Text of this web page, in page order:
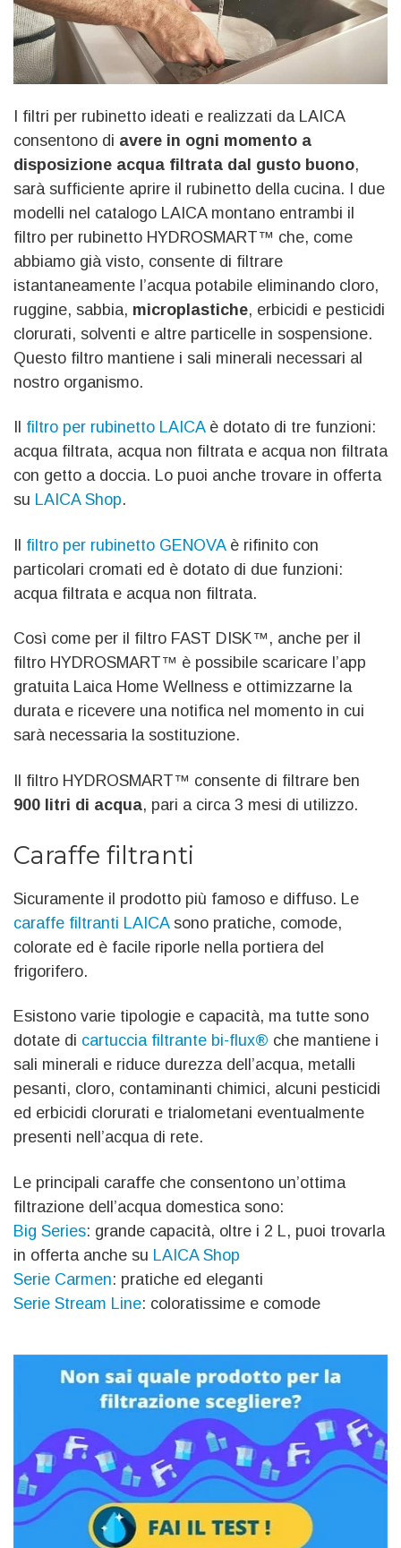
I filtri per rubinetto ideati e realizzati da LAICA
consentono di avere in ogni momento a
disposizione acqua filtrata dal gusto buono,
sarà sufficiente aprire il rubinetto della cucina. I due
modelli nel catalogo LAICA montano entrambi il
filtro per rubinetto HYDROSMART™ che, come
abbiamo già visto, consente di filtrare
istantaneamente l’acqua potabile eliminando cloro,
ruggine, sabbia, microplastiche, erbicidi e pesticidi
clorurati, solventi e altre particelle in sospensione.
Questo filtro mantiene i sali minerali necessari al
nostro organismo.
filtro per rubinetto LAICAè dotato di tre funzioni:
acqua filtrata, acqua non filtrata e acqua non filtrata
con getto a doccia. Lo puoi anche trovare in offerta
su LAICA Shop.
Il filtro per rubinetto GENOVAè rifinito con
particolari cromati ed è dotato di due funzioni:
acqua filtrata e acqua non filtrata.
Così come per il filtro FAST DISK™, anche per il
filtro HYDROSMART™ è possibile scaricare l’app
gratuita Laica Home Wellness e ottimizzarne la
durata e ricevere una notifica nel momento in cui
sarà necessaria la sostituzione.
Il filtro HYDROSMART™ consente di filtrare ben
900 litri di acqua, pari a circa 3 mesi di utilizzo.
Caraffe filtranti
Sicuramente il prodotto più famoso e diffuso. Le
caraffe filtranti LAICAsono pratiche, comode,
colorate ed è facile riporle nella portiera del
frigorifero.
Esistono varie tipologie e capacità, ma tutte sono
dotate di cartuccia filtrante bi-flux® che mantiene i
sali minerali e riduce durezza dell’acqua, metalli
pesanti, cloro, contaminanti chimici, alcuni pesticidi
ed erbicidi clorurati e trialometani eventualmente
presenti nell’acqua di rete.
Le principali caraffe che consentono un’ottima
filtrazione dell’acqua domestica sono:
Big Series: grande capacità, oltre i 2 L, puoi trovarla
in offerta anche su LAICA Shop
Serie Carmen: pratiche ed eleganti
Serie Stream Line: coloratissime e comode